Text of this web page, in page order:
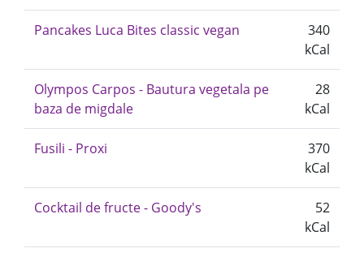
Pancakes Luca Bites classic vegan
340
kCal
Olympos Carpos - Bautura vegetala pe
baza de migdale
28
kCal
Fusili - Proxi
370
kCal
Cocktail de fructe - Goody's
52
kCal